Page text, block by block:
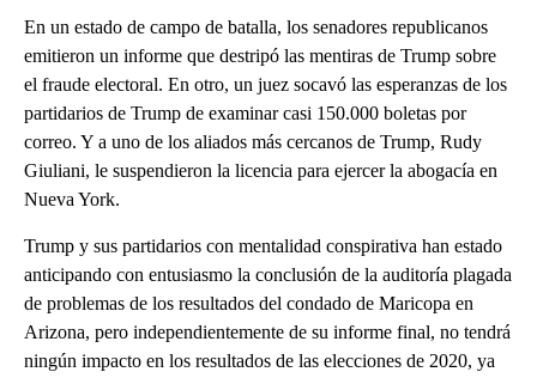
En un estado de campo de batalla, los senadores republicanos
emitieron un informe que destripó las mentiras de Trump sobre
el fraude electoral. En otro, un juez socavó las esperanzas de los
partidarios de Trump de examinar casi 150.000 boletas por
correo. Y a uno de los aliados más cercanos de Trump, Rudy
Giuliani, le suspendieron la licencia para ejercer la abogacía en
Nueva York.
Trump y sus partidarios con mentalidad conspirativa han estado
anticipando con entusiasmo la conclusión de la auditoría plagada
de problemas de los resultados del condado de Maricopa en
Arizona, pero independientemente de su informe final, no tendrá
ningún impacto en los resultados de las elecciones de 2020, ya